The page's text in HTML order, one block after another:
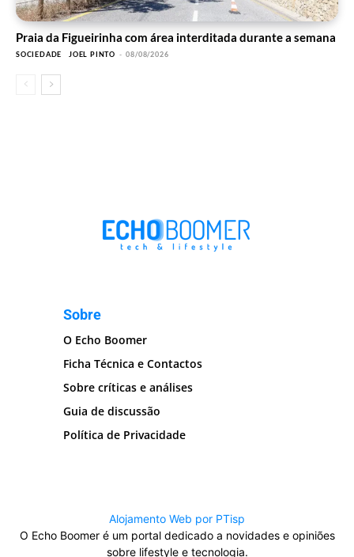
Praia da Figueirinha com área interditada durante a semana
SOCIEDADE JOEL PINTO - 08/08/2026
Sobre
O Echo Boomer
Ficha Técnica e Contactos
Sobre críticas e análises
Guia de discussão
Política de Privacidade
Alojamento Web por PTisp
O Echo Boomer é um portal dedicado a novidades e opiniões
sobre lifestyle e tecnologia.